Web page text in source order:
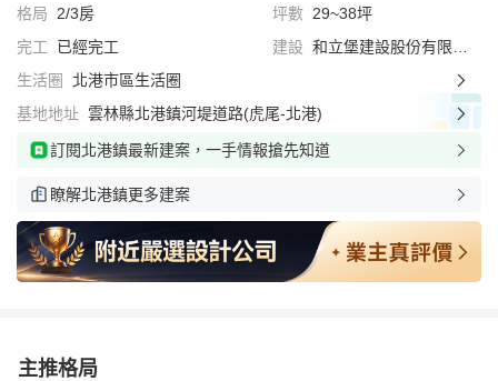
格局 2/3房 坪數 29~38坪
完工
已經完工 建設 和立堡建設股份有限公司
生活圈
北港市區生活圈
基地地址 雲林縣北港鎮河堤道路(虎尾-北港)
訂閱北港鎮最新建案，一手情報搶先知道
瞭解北港鎮更多建案
主推格局